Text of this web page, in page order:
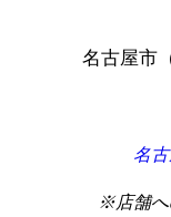
名古屋市
名
※店舗へ